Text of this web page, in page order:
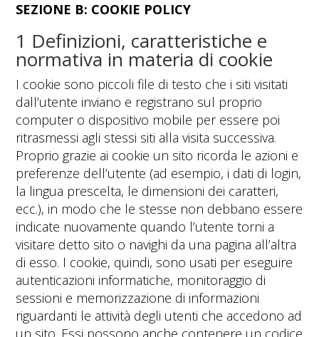
SEZIONE B: COOKIE POLICY
1 Definizioni, caratteristiche e
normativa in materia di cookie
I cookie sono piccoli file di testo che i siti visitati
dall’utente inviano e registrano sul proprio
computer o dispositivo mobile per essere poi
ritrasmessi agli stessi siti alla visita successiva.
Proprio grazie ai cookie un sito ricorda le azioni e
preferenze dell’utente (ad esempio, i dati di login,
la lingua prescelta, le dimensioni dei caratteri,
ecc.), in modo che le stesse non debbano essere
indicate nuovamente quando l’utente torni a
visitare detto sito o navighi da una pagina all’altra
di esso. I cookie, quindi, sono usati per eseguire
autenticazioni informatiche, monitoraggio di
sessioni e memorizzazione di informazioni
riguardanti le attività degli utenti che accedono ad